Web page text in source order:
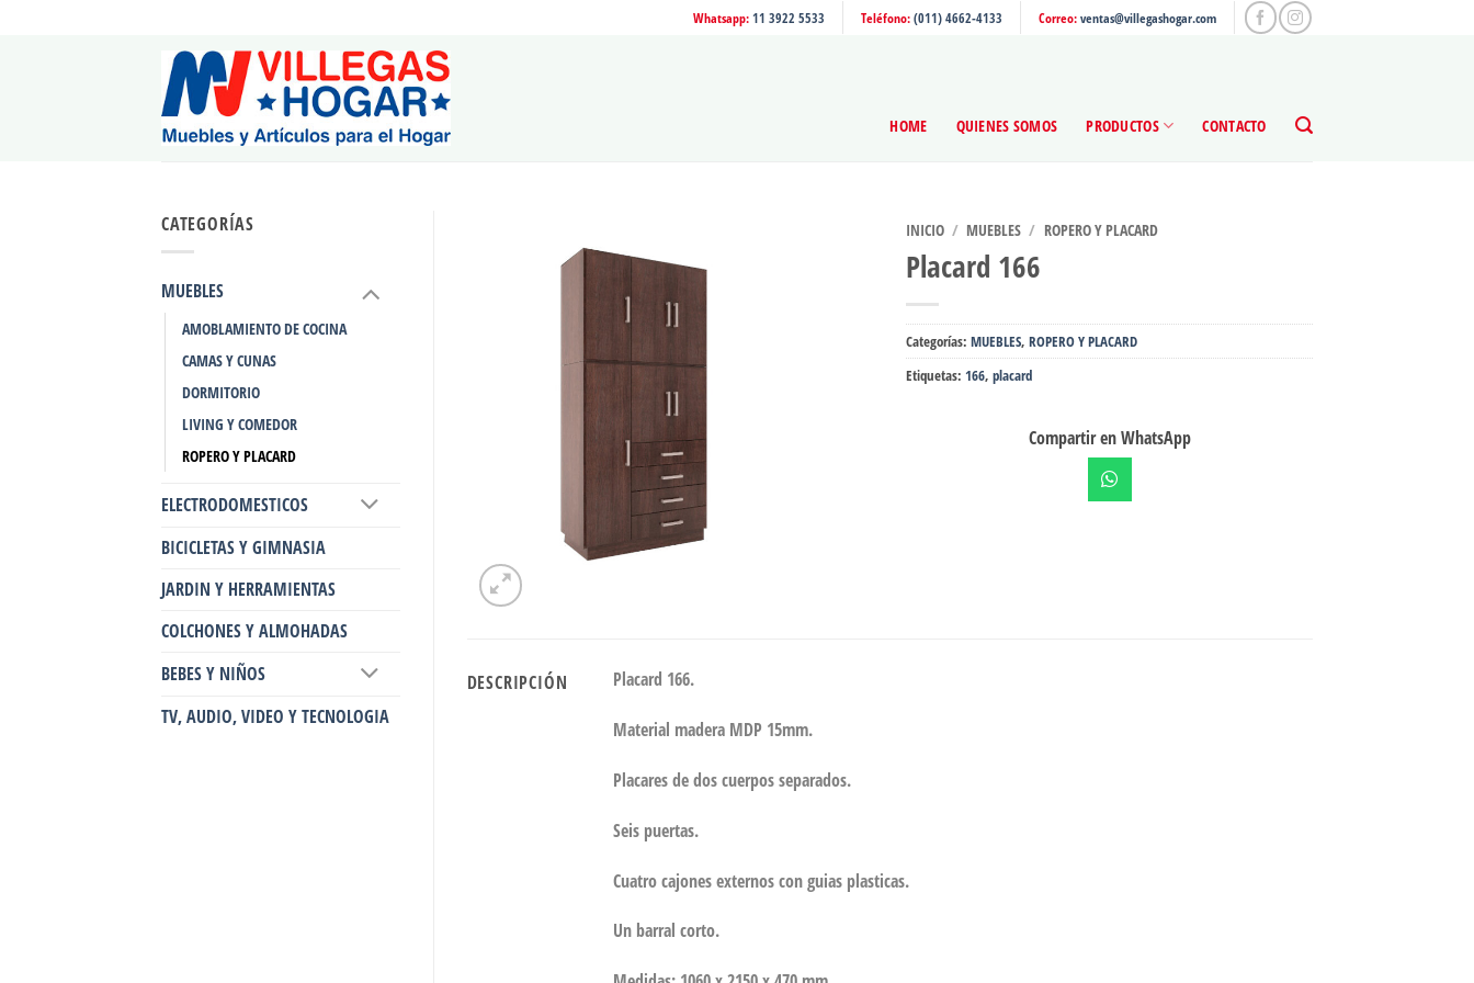
Whatsapp:11 3922 5533 Teléfono:(011) 4662-4133 Correo:ventas@villegashogar.com
HOME QUIENES SOMOS PRODUCTOS CONTACTO
CATEGORÍAS
MUEBLES
AMOBLAMIENTO DE COCINA
CAMAS Y CUNAS
DORMITORIO
LIVING Y COMEDOR
ROPERO Y PLACARD
ELECTRODOMESTICOS
BICICLETAS Y GIMNASIA
JARDIN Y HERRAMIENTAS
COLCHONES Y ALMOHADAS
BEBES Y NIÑOS
TV, AUDIO, VIDEO Y TECNOLOGIA
INICIO / MUEBLES / ROPERO Y PLACARD
Placard 166
Categorías:MUEBLES,ROPERO Y PLACARD
Etiquetas:166,placard
Compartir en WhatsApp
DESCRIPCIÓN Placard 166.
Material madera MDP 15mm.
Placares de dos cuerpos separados.
Seis puertas.
Cuatro cajones externos con guias plasticas.
Un barral corto.